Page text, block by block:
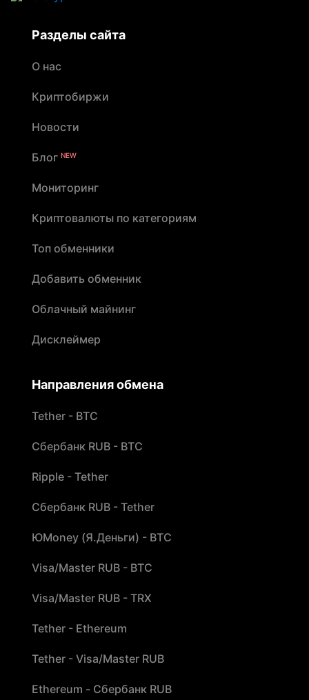
Разделы сайта
О нас
Криптобиржи
Новости
Блог NEW
Мониторинг
Криптовалюты по категориям
Топ обменники
Добавить обменник
Облачный майнинг
Дисклеймер
Направления обмена
Tether - BTC
Сбербанк RUB - BTC
Ripple - Tether
Сбербанк RUB - Tether
ЮMoney (Я.Деньги) - BTC
Visa/Master RUB - BTC
Visa/Master RUB - TRX
Tether - Ethereum
Tether - Visa/Master RUB
Ethereum - Сбербанк RUB